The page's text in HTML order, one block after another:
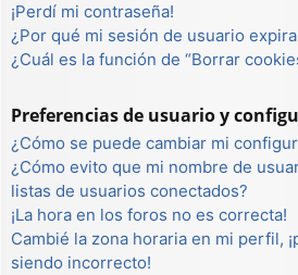
¡Perdí mi contraseña!
¿Por qué mi sesión de usuario
¿Cuál es la función de “Borrar
Preferencias de usuario y
¿Cómo se puede cambiar mi
¿Cómo evito que mi nombre de
listas de usuarios conectados?
¡La hora en los foros no es correcta!
Cambié la zona horaria en mi perfil,
siendo incorrecto!